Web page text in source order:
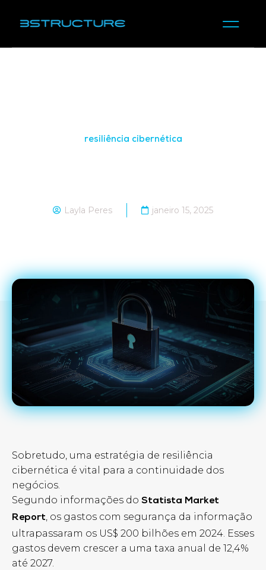
resiliência cibernética
Layla Peres janeiro 15, 2025
Sobretudo, uma estratégia de resiliência
cibernética é vital para a continuidade dos
negócios.
Segundo informações do Statista Market
Report, os gastos com segurança da informação
ultrapassaram os US$ 200 bilhões em 2024. Esses
gastos devem crescer a uma taxa anual de 12,4%
até 2027.